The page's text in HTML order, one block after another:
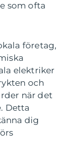
som ofta
företag,
elektriker
och
när det
Detta
dig